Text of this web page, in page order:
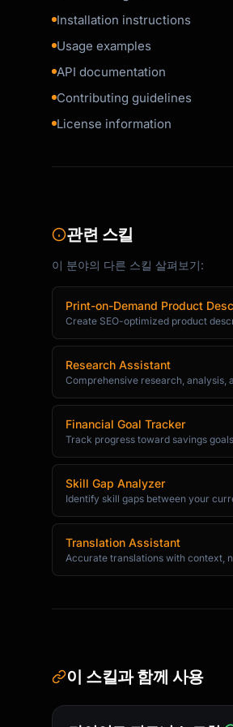
```javascript
```
## Contributing
Contributions are
1. Fork the repository
2. Create your feature
3. Commit your changes
4. Push to the branch
5. Open a Pull Request
## Development
```bash
# Clone the repo
git clone https://
cd repo
# Install dependencies
npm test
# Run in development mode
Installation instructions
Usage examples
API documentation
Contributing guidelines
License information
관련 스킬
이 분야의 다른 스킬 살펴보기:
Print-on-Demand Product
Create SEO-optimized product
Research Assistant
Comprehensive research,
Financial Goal Tracker
Track progress toward savings
Skill Gap Analyzer
Identify skill gaps between your
Translation Assistant
Accurate translations with context,
이 스킬과 함께 사용